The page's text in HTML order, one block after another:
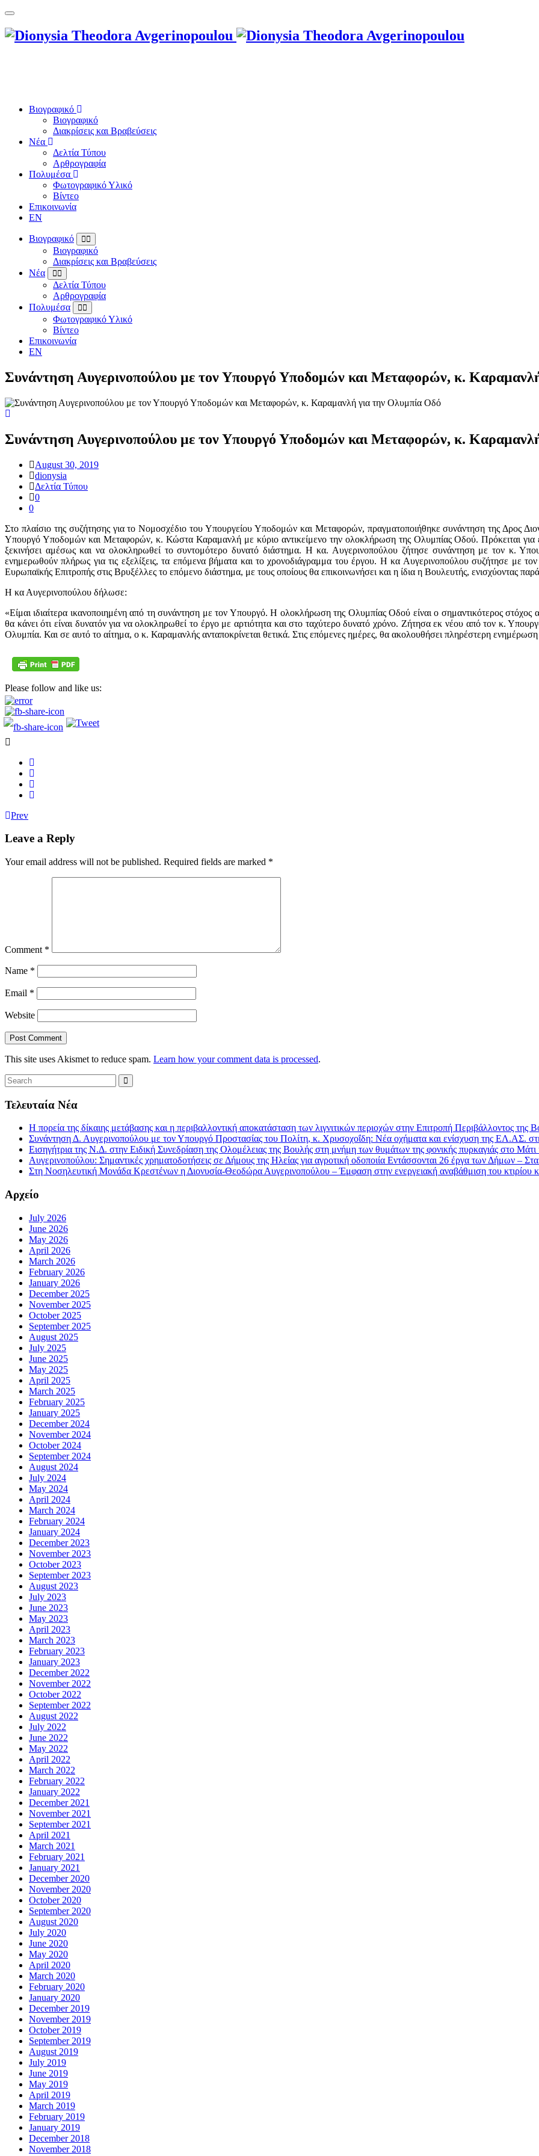
Βιογραφικό
Βιογραφικό
Διακρίσεις και Βραβεύσεις
Νέα
Δελτία Τύπου
Αρθρογραφία
Πολυμέσα
Φωτογραφικό Υλικό
Βίντεο
Επικοινωνία
EN
Βιογραφικό
Βιογραφικό
Διακρίσεις και Βραβεύσεις
Νέα
Δελτία Τύπου
Αρθρογραφία
Πολυμέσα
Φωτογραφικό Υλικό
Βίντεο
Επικοινωνία
EN
Συνάντηση Αυγερινοπούλου με τον Υπουργό Υποδομών και Μεταφορών, κ.
Συνάντηση Αυγερινοπούλου με τον Υπουργό Υποδομών και Μεταφορών, κ.
August 30, 2019
dionysia
Δελτία Τύπου
0
0
Στο πλαίσιο της συζήτησης για το Νομοσχέδιο του Υπουργείου Υποδομών και Μεταφορών, πραγματοποιήθηκε συνάντηση της Δρος
Υπουργό Υποδομών και Μεταφορών, κ. Κώστα Καραμανλή με κύριο αντικείμενο την ολοκλήρωση της Ολυμπίας Οδού. Πρόκειται για
ξεκινήσει αμέσως και να ολοκληρωθεί το συντομότερο δυνατό διάστημα. Η κα. Αυγερινοπούλου ζήτησε συνάντηση με τον κ.
ενημερωθούν πλήρως για τις εξελίξεις, τα επόμενα βήματα και το χρονοδιάγραμμα του έργου. Η κα Αυγερινοπούλου συζήτησε με
Ευρωπαϊκής Επιτροπής στις Βρυξέλλες το επόμενο διάστημα, με τους οποίους θα επικοινωνήσει και η ίδια η Βουλευτής, ενισχύοντας
Η κα Αυγερινοπούλου δήλωσε:
«Είμαι ιδιαίτερα ικανοποιημένη από τη συνάντηση με τον Υπουργό. Η ολοκλήρωση της Ολυμπίας Οδού είναι ο σημαντικότερος στόχος
θα κάνει ότι είναι δυνατόν για να ολοκληρωθεί το έργο με αρτιότητα και στο ταχύτερο δυνατό χρόνο. Ζήτησα εκ νέου από τον κ.
Ολυμπία. Και σε αυτό το αίτημα, ο κ. Καραμανλής ανταποκρίνεται θετικά. Στις επόμενες ημέρες, θα ακολουθήσει πληρέστερη
Please follow and like us:
Prev
Leave a Reply
Your email address will not be published. Required fields are marked *
Comment *
Name *
Email *
Website
This site uses Akismet to reduce spam. Learn how your comment data is processed.
Τελευταία Νέα
Η πορεία της δίκαιης μετάβασης και η περιβαλλοντική αποκατάσταση των λιγνιτικών περιοχών στην Επιτροπή Περιβάλλοντος της
Συνάντηση Δ. Αυγερινοπούλου με τον Υπουργό Προστασίας του Πολίτη, κ. Χρυσοχοΐδη: Νέα οχήματα και ενίσχυση της ΕΛ.ΑΣ.
Εισηγήτρια της Ν.Δ. στην Ειδική Συνεδρίαση της Ολομέλειας της Βουλής στη μνήμη των θυμάτων της φονικής πυρκαγιάς στο
Αυγερινοπούλου: Σημαντικές χρηματοδοτήσεις σε Δήμους της Ηλείας για αγροτική οδοποιία Εντάσσονται 26 έργα των Δήμων –
Στη Νοσηλευτική Μονάδα Κρεστένων η Διονυσία-Θεοδώρα Αυγερινοπούλου – Έμφαση στην ενεργειακή αναβάθμιση του κτιρίου
Αρχείο
July 2026
June 2026
May 2026
April 2026
March 2026
February 2026
January 2026
December 2025
November 2025
October 2025
September 2025
August 2025
July 2025
June 2025
May 2025
April 2025
March 2025
February 2025
January 2025
December 2024
November 2024
October 2024
September 2024
August 2024
July 2024
May 2024
April 2024
March 2024
February 2024
January 2024
December 2023
November 2023
October 2023
September 2023
August 2023
July 2023
June 2023
May 2023
April 2023
March 2023
February 2023
January 2023
December 2022
November 2022
October 2022
September 2022
August 2022
July 2022
June 2022
May 2022
April 2022
March 2022
February 2022
January 2022
December 2021
November 2021
September 2021
April 2021
March 2021
February 2021
January 2021
December 2020
November 2020
October 2020
September 2020
August 2020
July 2020
June 2020
May 2020
April 2020
March 2020
February 2020
January 2020
December 2019
November 2019
October 2019
September 2019
August 2019
July 2019
June 2019
May 2019
April 2019
March 2019
February 2019
January 2019
December 2018
November 2018